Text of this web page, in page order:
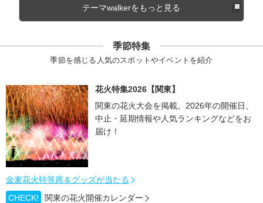
テーマwalkerをもっと見る
季節特集
季節を感じる人気のスポットやイベントを紹介
花火特集2026【関東】
関東の花火大会を掲載。2026年の開催日、
中止・延期情報や人気ランキングなどをお
届け！
金麦花火特等席＆グッズが当たる
CHECK!
関東の花火開催カレンダー